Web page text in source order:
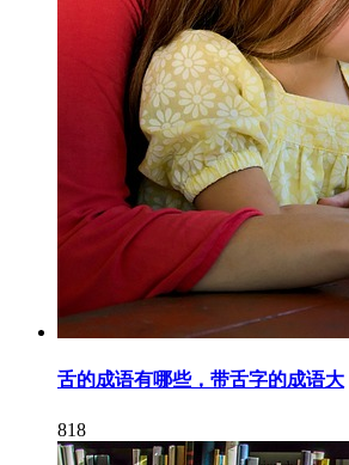
舌的成语有哪些，带舌字的成语大
818